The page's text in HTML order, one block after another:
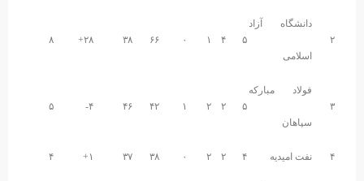
۲
دانشگاه آزاد
اسلامی
۵ ۴ ۶۶ ۳۸ ۲۸+ ۸
۳
فولاد مبارکه
سپاهان
۵ ۲ ۲ ۴۲ ۴۶ ۴- ۵
۴ نفت امیدیه ۴ ۲ ۲ ۳۸ ۳۷ ۴